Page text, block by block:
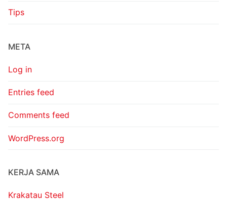
Tips
META
Log in
Entries feed
Comments feed
WordPress.org
KERJA SAMA
Krakatau Steel